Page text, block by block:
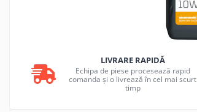
FILTRU COMBUSTIBIL JCB
IMPLEMENTE AGRICOLE
LIVRARE RAPIDĂ
Echipa de piese procesează rapid
comanda și o livrează în cel mai scurt
timp